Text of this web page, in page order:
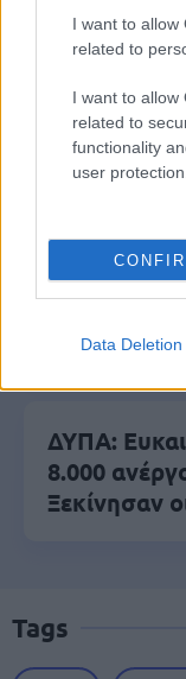
I want to allow
related to
I want to allow
related to
functionality
user protection.
Data Deletion
σε
εκπαίδευση
e-ΕΦΚΑ: Έως
σύνταξη –
χρήματα
ΔΥΠΑ:
8.000
Ξεκίνησαν
Tags